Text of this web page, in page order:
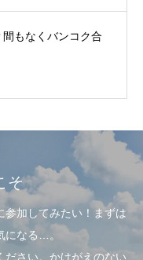
もなくバンコク合
そ
参加してみたい！まずは
になる…。
ださい。かけがえのない